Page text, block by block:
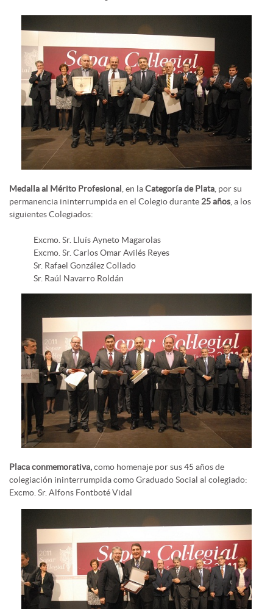
Medalla al Mérito Profesional , en laCategoría de Plata, por su
permanencia ininterrumpida en el Colegio durante25 años, a los
siguientes Colegiados:
Excmo. Sr. Lluís Ayneto Magarolas
Excmo. Sr. Carlos Omar Avilés Reyes
Sr. Rafael González Collado
Sr. Raúl Navarro Roldán
Placa conmemorativa,como homenaje por sus 45 años de
colegiación ininterrumpida como Graduado Social al colegiado:
Excmo. Sr. Alfons Fontboté Vidal